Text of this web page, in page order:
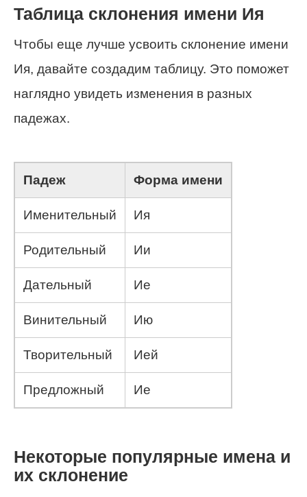
Таблица склонения имени Ия
Чтобы еще лучше усвоить склонение имени
Ия, давайте создадим таблицу. Это поможет
наглядно увидеть изменения в разных
падежах.
Падеж Форма имени
Именительный Ия
Родительный Ии
Дательный Ие
Винительный Ию
Творительный Ией
Предложный Ие
Некоторые популярные имена и
их склонение